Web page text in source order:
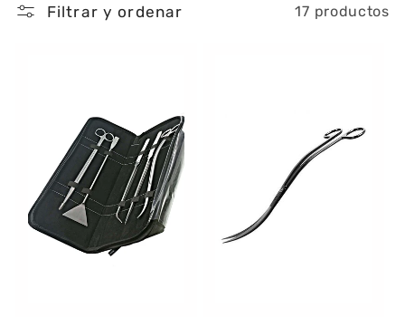
e
n
Filtrar y ordenar 17 productos